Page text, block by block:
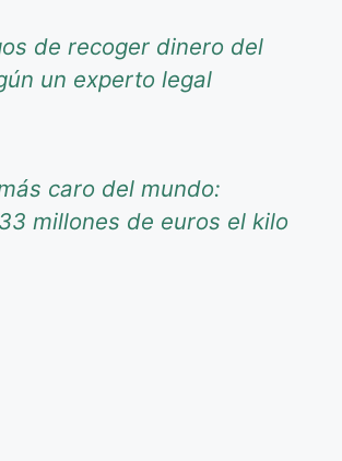
de recoger dinero del
un experto legal
caro del mundo:
millones de euros el kilo